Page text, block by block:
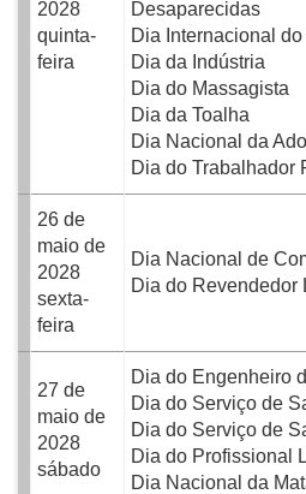
2028
quinta-
feira
Desaparecidas
Dia Internacional
Dia da Indústria
Dia do Massagista
Dia da Toalha
Dia Nacional da
Dia do Trabalhador
26 de
maio de
2028
sexta-
feira
Dia Nacional de
Dia do Revendedor
27 de
maio de
2028
sábado
Dia do Engenheiro
Dia do Serviço de
Dia do Serviço de
Dia do Profissional
Dia Nacional da